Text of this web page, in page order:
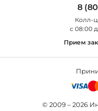
Уличные светильники
8
Колл-
с 08:00
Прием
© 2009 – 2026